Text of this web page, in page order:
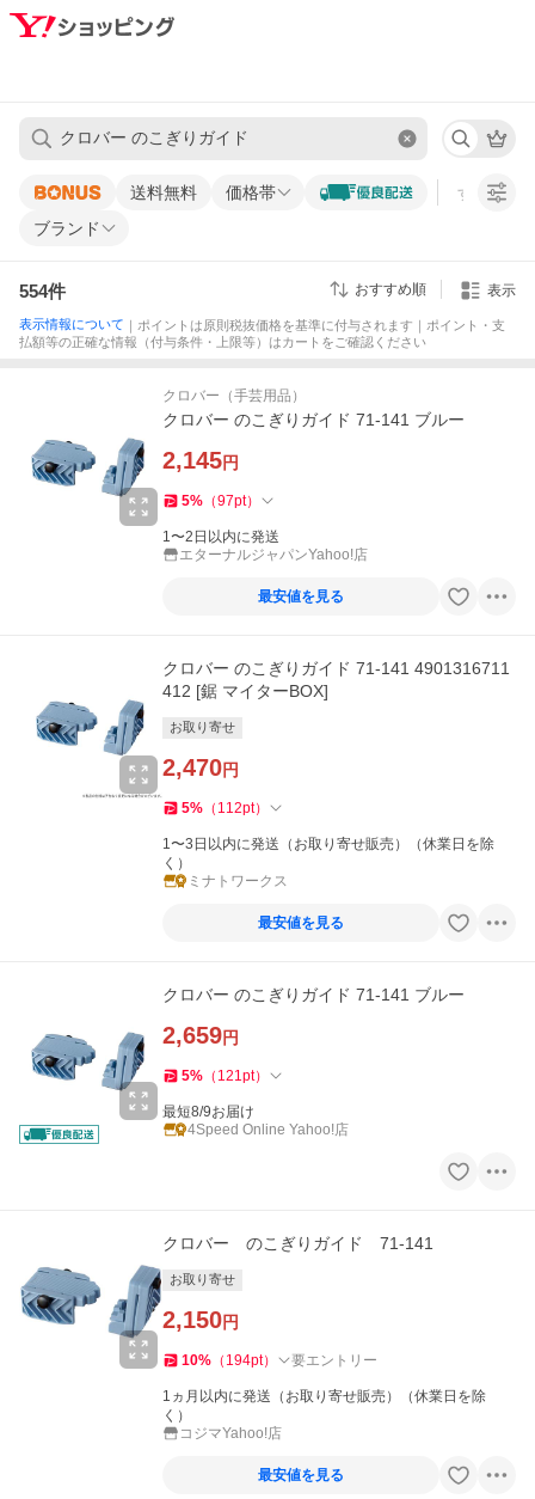
送料無料 価格帯 すべての条
ブランド
554件 おすすめ順 表示
表示情報について ｜ポイントは原則税抜価格を基準に付与されます｜ポイント・支
払額等の正確な情報（付与条件・上限等）はカートをご確認ください
クロバー（手芸用品）
クロバー のこぎりガイド 71-141 ブルー
2,145円
5% （97pt）
1〜2日以内に発送
エターナルジャパンYahoo!店
最安値を見る
クロバー のこぎりガイド 71-141 4901316711
412 [鋸 マイターBOX]
お取り寄せ
2,470円
5% （ 112pt）
1〜3日以内に発送（お取り寄せ販売）（休業日を除
く）
ミナトワークス
最安値を見る
クロバー のこぎりガイド 71-141 ブルー
2,659円
5% （ 121pt）
最短8/9お届け
4Speed Online Yahoo!店
クロバー のこぎりガイド 71-141
お取り寄せ
2,150円
10% （ 194pt） 要エントリー
1ヵ月以内に発送（お取り寄せ販売）（休業日を除
く）
コジマYahoo!店
最安値を見る